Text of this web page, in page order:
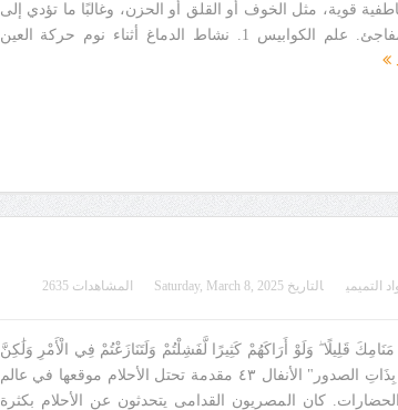
قوية، مثل الخوف أو القلق أو الحزن، وغالبًا ما تؤدي إلى
الاستيقاظ بشكل مفاجئ. علم الكوابيس 1. نشاط الدماغ أثناء نوم حركة العين
التميمي التاريخSaturday, March 8, 2025 المشاهدات 2635
قَلِيلًا ۖ وَلَوْ أَرَاكَهُمْ كَثِيرًا لَّفَشِلْتُمْ وَلَتَنَازَعْتُمْ فِي الْأَمْرِ وَلَٰكِنَّ
اللَّهَ سَلَّمَ ۗ إِنَّهُ عَلِيمٌ بِذَاتِ الصدور" الأنفال ٤٣ مقدمة تحتل الأحلام موقعها في عالم
كان المصريون القدامى يتحدثون عن الأحلام بكثرة